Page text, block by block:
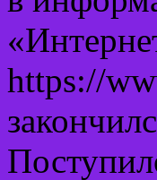
https://